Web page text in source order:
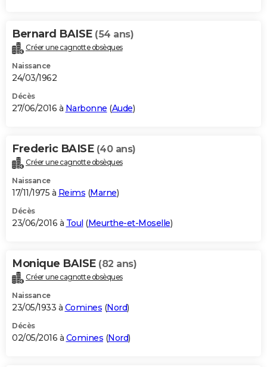
Bernard BAISE (54 ans)
Créer une cagnotte obsèques
Naissance
24/03/1962
Décès
27/06/2016 à Narbonne (Aude)
Frederic BAISE (40 ans)
Créer une cagnotte obsèques
Naissance
17/11/1975 à Reims (Marne)
Décès
23/06/2016 à Toul (Meurthe-et-Moselle)
Monique BAISE (82 ans)
Créer une cagnotte obsèques
Naissance
23/05/1933 à Comines (Nord)
Décès
02/05/2016 à Comines (Nord)